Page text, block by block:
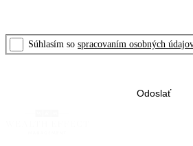
Súhlasím so spracovaním osobných